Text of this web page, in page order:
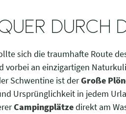
DURCH
sich die traumhafte Route
vorbei an einzigartigen
Schwentine ist derGroße
Ursprünglichkeit in jedem
Campingplätzedirekt am